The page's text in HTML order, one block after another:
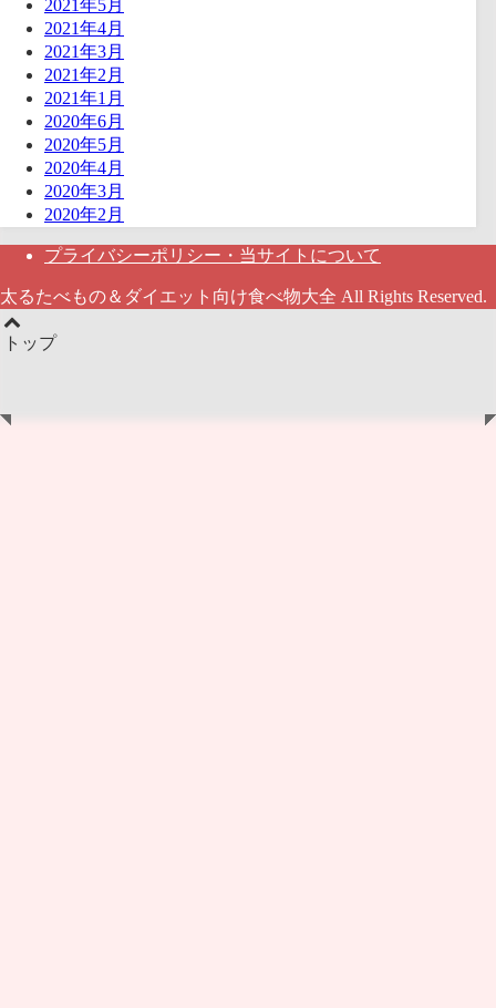
2021年5月
2021年4月
2021年3月
2021年2月
2021年1月
2020年6月
2020年5月
2020年4月
2020年3月
2020年2月
プライバシーポリシー・当サイトについて
太るたべもの＆ダイエット向け食べ物大全 All Rights Reserved.
トップ